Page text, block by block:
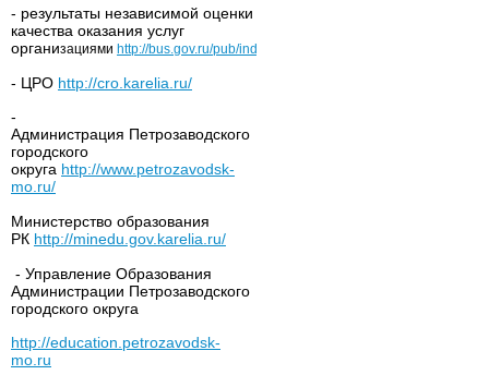
- результаты независимой оценки
качества оказания услуг
организациями http://bus.gov.ru/pub/independentRating/list
- ЦРО http://cro.karelia.ru/
-
Администрация Петрозаводского
городского
округа http://www.petrozavodsk-
mo.ru/
Министерство образования
РК http://minedu.gov.karelia.ru/
- Управление Образования
Администрации Петрозаводского
городского округа
http://education.petrozavodsk-
mo.ru